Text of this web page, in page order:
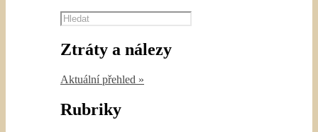
Hledat
Ztráty a nálezy
Aktuální přehled »
Rubriky